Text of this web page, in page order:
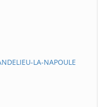
LA-NAPOULE